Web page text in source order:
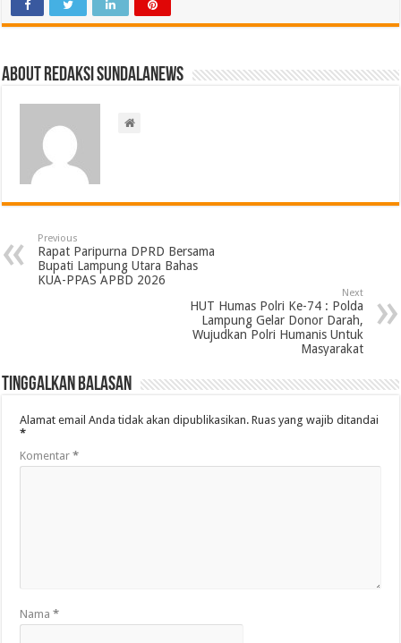
About Redaksi Sundalanews
Previous
Rapat Paripurna DPRD Bersama
Bupati Lampung Utara Bahas
KUA-PPAS APBD 2026
Next
HUT Humas Polri Ke-74 : Polda
Lampung Gelar Donor Darah,
Wujudkan Polri Humanis Untuk
Masyarakat
Tinggalkan Balasan
Alamat email Anda tidak akan dipublikasikan. Ruas yang wajib ditandai
*
Komentar*
Nama*